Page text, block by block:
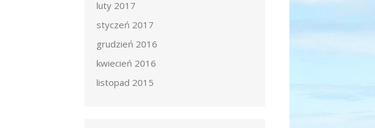
luty 2017
styczeń 2017
grudzień 2016
kwiecień 2016
listopad 2015